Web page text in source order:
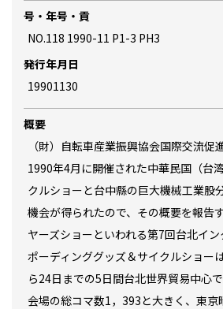
号・年号・貢
NO.118 1990-11 P1-3 PH3
発行年月日
19901130
概要
（財）自転車産業振興協会国際交流促
1990年4月に開催された中華民国（台
クルショーと台中縣の巨大機械工業股
機会が得られたので、その概要を報告
ヤーズショーといわれる第7回台北イ
ポーディンググッズ＆サイクルショー
ら24日までの5日間台北世界貿易中心
会場の総コマ数1，393と大きく、東京